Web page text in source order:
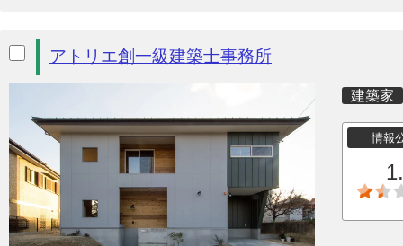
アトリエ創一級建築士事務所
建築家
情報